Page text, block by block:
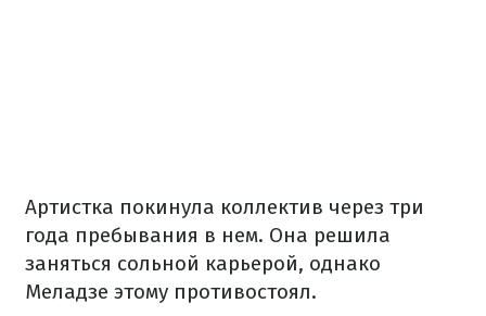
Артистка покинула коллектив через три
года пребывания в нем. Она решила
заняться сольной карьерой, однако
Меладзе этому противостоял.